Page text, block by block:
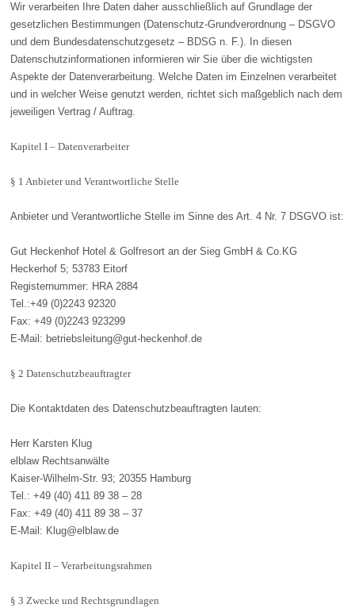
Wir verarbeiten Ihre Daten daher ausschließlich auf Grundlage der
gesetzlichen Bestimmungen (Datenschutz-Grundverordnung – DSGVO
und dem Bundesdatenschutzgesetz – BDSG n. F.). In diesen
Datenschutzinformationen informieren wir Sie über die wichtigsten
Aspekte der Datenverarbeitung. Welche Daten im Einzelnen verarbeitet
und in welcher Weise genutzt werden, richtet sich maßgeblich nach dem
jeweiligen Vertrag / Auftrag.
Kapitel I – Datenverarbeiter
§ 1 Anbieter und Verantwortliche Stelle
Anbieter und Verantwortliche Stelle im Sinne des Art. 4 Nr. 7 DSGVO ist:
Gut Heckenhof Hotel & Golfresort an der Sieg GmbH & Co.KG
Heckerhof 5; 53783 Eitorf
Registernummer: HRA 2884
Tel.:+49 (0)2243 92320
Fax: +49 (0)2243 923299
E-Mail: betriebsleitung@gut-heckenhof.de
§ 2 Datenschutzbeauftragter
Die Kontaktdaten des Datenschutzbeauftragten lauten:
Herr Karsten Klug
elblaw Rechtsanwälte
Kaiser-Wilhelm-Str. 93; 20355 Hamburg
Tel.: +49 (40) 411 89 38 – 28
Fax: +49 (40) 411 89 38 – 37
E-Mail: Klug@elblaw.de
Kapitel II – Verarbeitungsrahmen
§ 3 Zwecke und Rechtsgrundlagen